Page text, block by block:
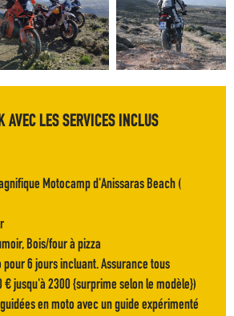
AVEC LES SERVICES INCLUS
Motocamp d'Anissaras Beach (
Bois/four à pizza
6 jours incluant. Assurance tous
€ jusqu'à 2300 {surprime selon le modèle})
en moto avec un guide expérimenté